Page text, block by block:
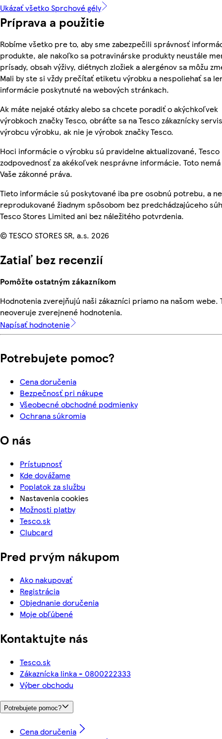
Ukázať všetko Sprchové gély
Príprava a použitie
Robíme všetko pre to, aby sme zabezpečili správnosť
produkte, ale nakoľko sa potravinárske produkty neustále
prísady, obsah výživy, diétnych zložiek a alergénov sa môžu
Mali by ste si vždy prečítať etiketu výrobku a nespoliehať sa
informácie poskytnuté na webových stránkach.
Ak máte nejaké otázky alebo sa chcete poradiť o akýchkoľvek
výrobkoch značky Tesco, obráťte sa na Tesco zákaznícky
výrobcu výrobku, ak nie je výrobok značky Tesco.
Hoci informácie o výrobku sú pravidelne aktualizované, Tesco
zodpovednosť za akékoľvek nesprávne informácie. Toto
Vaše zákonné práva.
Tieto informácie sú poskytované iba pre osobnú potrebu, a
reprodukované žiadnym spôsobom bez predchádzajúceho
Tesco Stores Limited ani bez náležitého potvrdenia.
© TESCO STORES SR, a.s. 2026
Zatiaľ bez recenzií
Pomôžte ostatným zákazníkom
Hodnotenia zverejňujú naši zákazníci priamo na našom webe.
neoveruje zverejnené hodnotenia.
Napísať hodnotenie
Potrebujete pomoc?
Cena doručenia
Bezpečnosť pri nákupe
Všeobecné obchodné podmienky
Ochrana súkromia
O nás
Prístupnosť
Kde dovážame
Poplatok za službu
Nastavenia cookies
Možnosti platby
Tesco.sk
Clubcard
Pred prvým nákupom
Ako nakupovať
Registrácia
Objednanie doručenia
Moje obľúbené
Kontaktujte nás
Tesco.sk
Zákaznícka linka - 0800222333
Výber obchodu
Potrebujete pomoc?
Cena doručenia